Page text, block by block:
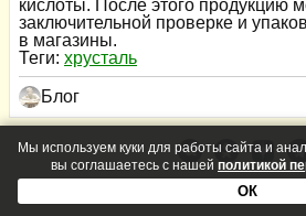
кислоты. После этого продукцию
заключительной проверке и
в магазины.
Теги: хрусталь
Блог
Мы используем куки для работы сайта и
вы соглашаетесь с нашей политикой
ОК